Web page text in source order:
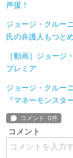
声援！
ジョージ・クルー
氏の弁護人もつと
［動画］ジョージ
プレミア
ジョージ・クルー
『マネーモンスタ